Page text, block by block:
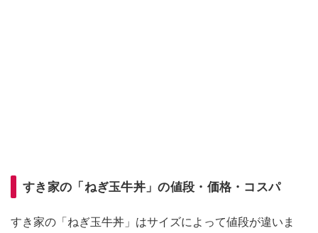
すき家の「ねぎ玉牛丼」の値段・価格・コスパ
すき家の「ねぎ玉牛丼」はサイズによって値段が違いま